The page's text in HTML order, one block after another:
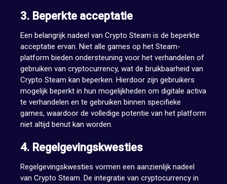
3. Beperkte acceptatie
Een belangrijk nadeel van Crypto Steam is de beperkte
acceptatie ervan. Niet alle games op het Steam-
platform bieden ondersteuning voor het verhandelen of
gebruiken van cryptocurrency, wat de bruikbaarheid van
Crypto Steam kan beperken. Hierdoor zijn gebruikers
mogelijk beperkt in hun mogelijkheden om digitale activa
te verhandelen en te gebruiken binnen specifieke
games, waardoor de volledige potentie van het platform
niet altijd benut kan worden.
4. Regelgevingskwesties
Regelgevingskwesties vormen een aanzienlijk nadeel
van Crypto Steam. De integratie van cryptocurrency in